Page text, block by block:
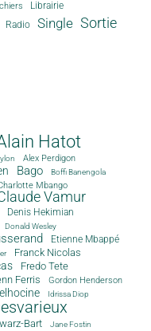
Librairie
Radio Single Sortie
Hatot
Alex Perdigon
Bago Boffi Banengola
Mbango
Vamur
Denis Hekimian
Donald Wesley
Etienne Mbappé
Franck Nicolas
Fredo Tete
Ferris Gordon Henderson
Idrissa Diop
Bart Jane Fostin